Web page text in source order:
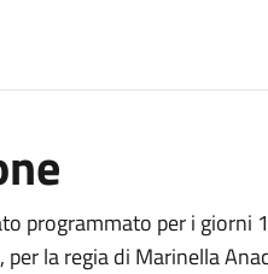
programmato per i giorni
per la regia di Marinella